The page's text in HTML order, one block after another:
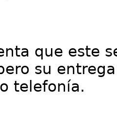
que este
su
telefonía.